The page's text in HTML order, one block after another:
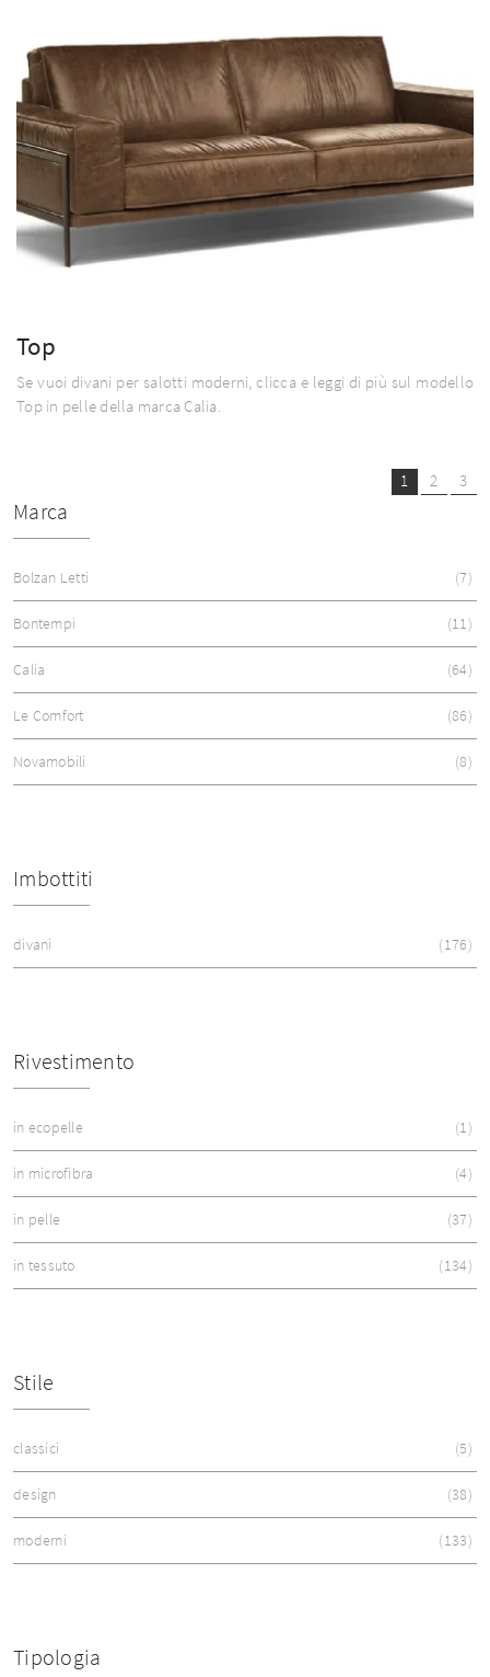
Top
Se vuoi divani per salotti moderni, clicca e leggi di più sul modello
Top in pelle della marca Calia.
1 2 3
Marca
Bolzan Letti 7
Bontempi 11
Calia 64
Le Comfort 86
Novamobili 8
Imbottiti
divani 176
Rivestimento
in ecopelle 1
in microfibra 4
in pelle 37
in tessuto 134
Stile
classici 5
design 38
moderni 133
Tipologia